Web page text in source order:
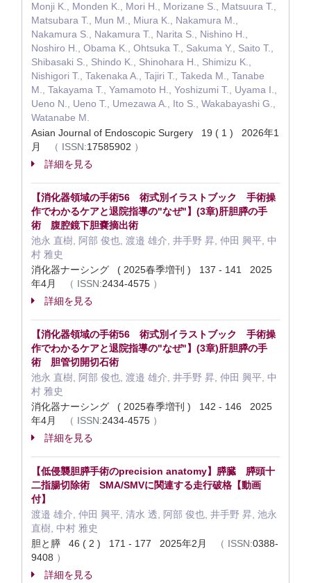
Monji K., Monden K., Mori H., Morizane S., Matsuura T.,
Matsubara T., Mun M., Miura K., Nakamura M.,
Nakamura S., Nakamura T., Narita S., Nishino H.,
Noshiro H., Obama K., Ohtsuka T., Sakuma Y., Saito T.,
Shibasaki S., Shindo K., Shinohara H., Shimizu K.,
Nishigori T., Takenaka A., Tajiri T., Takeda M., Tanabe
M., Takayama T., Yamamoto H., Yoshizumi T., Uyama I.,
Ueno N., Ueno T., Umezawa A., Ito S., Wakabayashi G.,
Watanabe M.
Asian Journal of Endoscopic Surgery 19 ( 1 ) 2026年1
月
（ ISSN:17585902 ）
詳細を見る
【消化器領域の手術56 術式別イラストブック 手術操
作でわかるケアと退院指導の"なぜ"】(3章)肝胆膵の手
術 腹腔鏡下胆嚢摘出術
池永 直樹, 阿部 俊也, 渡邉 雄介, 井手野 昇, 仲田 興平, 中
村 雅史
消化器ナーシング ( 2025春季増刊 ) 137 - 141 2025
年4月
（ ISSN:2434-4575 ）
詳細を見る
【消化器領域の手術56 術式別イラストブック 手術操
作でわかるケアと退院指導の"なぜ"】(3章)肝胆膵の手
術 胆管切開切石術
池永 直樹, 阿部 俊也, 渡邉 雄介, 井手野 昇, 仲田 興平, 中
村 雅史
消化器ナーシング ( 2025春季増刊 ) 142 - 146 2025
年4月
（ ISSN:2434-4575 ）
詳細を見る
【低侵襲胆膵手術のprecision anatomy】膵臓 膵頭十
二指腸切除術 SMA/SMVに関連する走行破格【動画
付】
渡邉 雄介, 仲田 興平, 清水 透, 阿部 俊也, 井手野 昇, 池永
直樹, 中村 雅史
胆と膵 46 ( 2 ) 171 - 177 2025年2月
（ ISSN:0388-
9408 ）
詳細を見る